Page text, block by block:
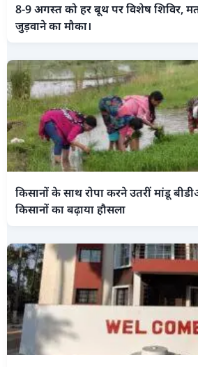
8-9 अगस्त को हर बूथ पर विशेष शिविर,
जुड़वाने का मौका।
किसानों के साथ रोपा करने उतरीं मांडू
किसानों का बढ़ाया हौसला